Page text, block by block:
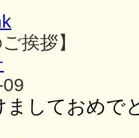
挨拶】
ましておめで